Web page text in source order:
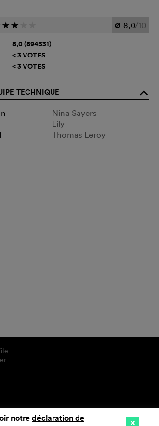
c c Ø 8,0/10
8,0 (894531)
< 3 VOTES
< 3 VOTES
TECHNIQUE o
Nina Sayers
Lily
Thomas Leroy
notredéclaration de